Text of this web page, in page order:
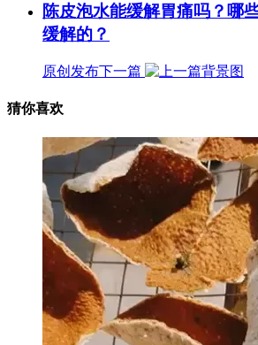
陈皮泡水能缓解胃痛吗？哪
缓解的？
原创发布下一篇
猜你喜欢